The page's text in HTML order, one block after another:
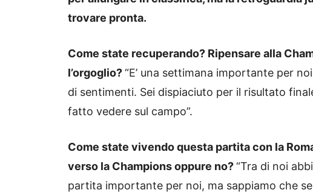
trovare pronta.
Come state recuperando? Ripensare alla
l’orgoglio?“E’ una settimana importante per
di sentimenti. Sei dispiaciuto per il risultato
fatto vedere sul campo”.
Come state vivendo questa partita con la
verso la Champions oppure no?“Tra di noi
partita importante per noi, ma sappiamo che